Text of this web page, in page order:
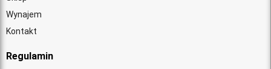
Wynajem
Kontakt
Regulamin